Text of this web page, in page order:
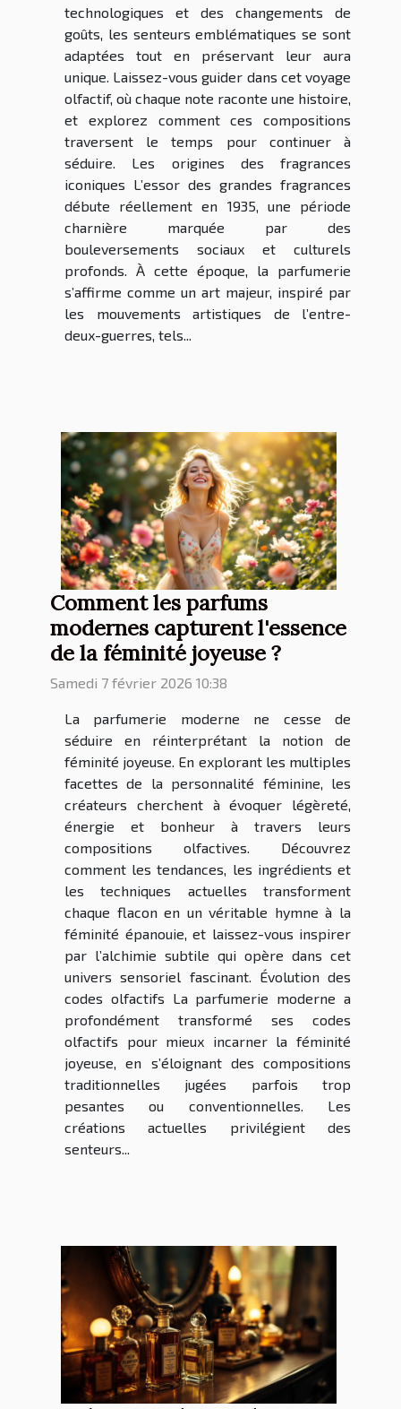
technologiques et des changements de
goûts, les senteurs emblématiques se sont
adaptées tout en préservant leur aura
unique. Laissez-vous guider dans cet voyage
olfactif, où chaque note raconte une histoire,
et explorez comment ces compositions
traversent le temps pour continuer à
séduire. Les origines des fragrances
iconiques L’essor des grandes fragrances
débute réellement en 1935, une période
charnière marquée par des
bouleversements sociaux et culturels
profonds. À cette époque, la parfumerie
s’affirme comme un art majeur, inspiré par
les mouvements artistiques de l’entre-
deux-guerres, tels...
Comment les parfums
modernes capturent l'essence
de la féminité joyeuse ?
Samedi 7 février 2026 10:38
La parfumerie moderne ne cesse de
séduire en réinterprétant la notion de
féminité joyeuse. En explorant les multiples
facettes de la personnalité féminine, les
créateurs cherchent à évoquer légèreté,
énergie et bonheur à travers leurs
compositions olfactives. Découvrez
comment les tendances, les ingrédients et
les techniques actuelles transforment
chaque flacon en un véritable hymne à la
féminité épanouie, et laissez-vous inspirer
par l’alchimie subtile qui opère dans cet
univers sensoriel fascinant. Évolution des
codes olfactifs La parfumerie moderne a
profondément transformé ses codes
olfactifs pour mieux incarner la féminité
joyeuse, en s’éloignant des compositions
traditionnelles jugées parfois trop
pesantes ou conventionnelles. Les
créations actuelles privilégient des
senteurs...